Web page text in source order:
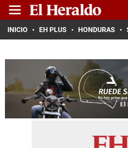
INICIO EH PLUS HONDURAS